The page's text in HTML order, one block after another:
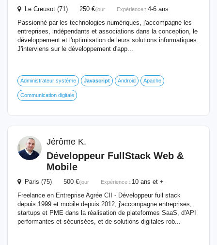
Le Creusot (71) 250 €/jour Expérience : 4-6 ans
Passionné par les technologies numériques, j'accompagne les
entreprises, indépendants et associations dans la conception, le
développement et l'optimisation de leurs solutions informatiques.
J'interviens sur le développement d'app...
Administrateur système Javascript Android Apache
Communication digitale
Jérôme K.
Développeur FullStack Web &
Mobile
Paris (75) 500 €/jour Expérience : 10 ans et +
Freelance en Entreprise Agrée CII - Développeur full stack
depuis 1999 et mobile depuis 2012, j'accompagne entreprises,
startups et PME dans la réalisation de plateformes SaaS, d'API
performantes et sécurisées, et de solutions digitales rob...